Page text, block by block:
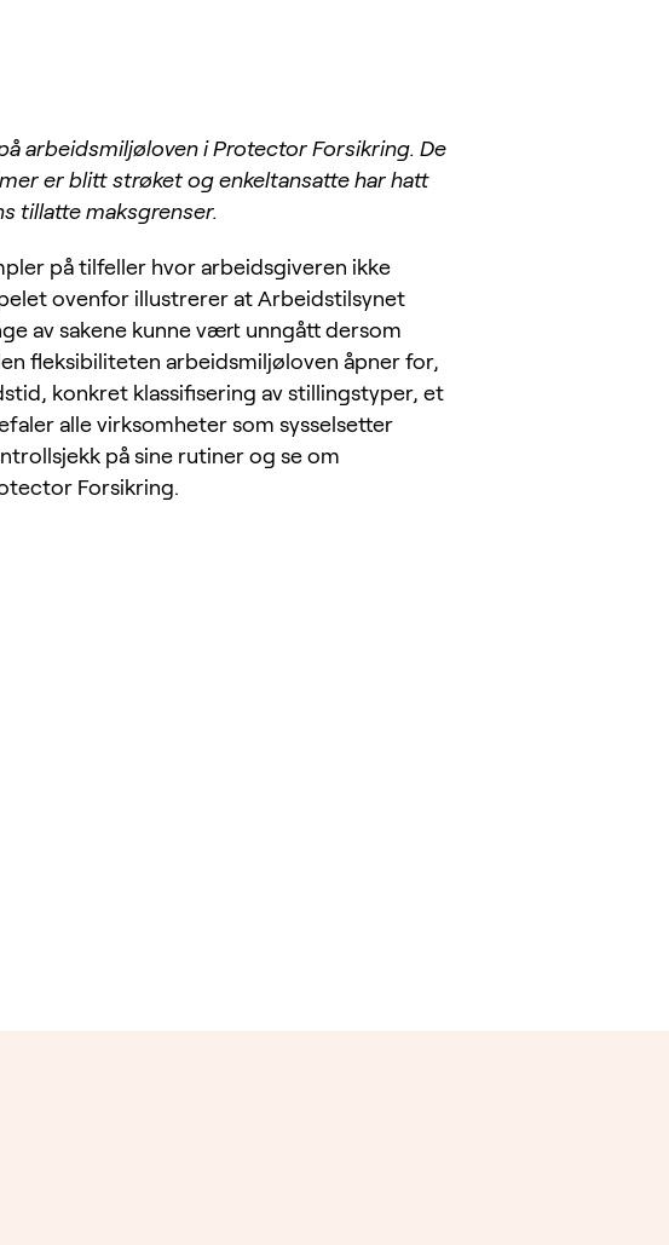
arbeidsmiljøloven i Protector Forsikring. De
er blitt strøket og enkeltansatte har hatt
tillatte maksgrenser.
på tilfeller hvor arbeidsgiveren ikke
ovenfor illustrerer at Arbeidstilsynet
av sakene kunne vært unngått dersom
fleksibiliteten arbeidsmiljøloven åpner for,
konkret klassifisering av stillingstyper, et
alle virksomheter som sysselsetter
på sine rutiner og se om
Forsikring.